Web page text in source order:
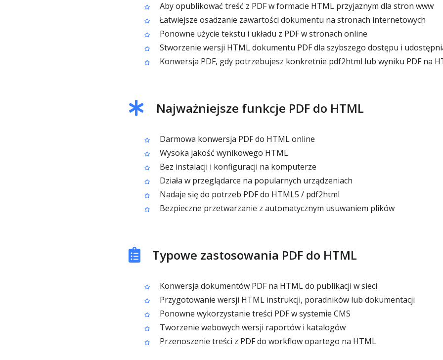
Aby opublikować treść z PDF w formacie HTML przyjaznym dla stron www
Łatwiejsze osadzanie zawartości dokumentu na stronach internetowych
Ponowne użycie tekstu i układu z PDF w stronach online
Stworzenie wersji HTML dokumentu PDF dla szybszego dostępu i
Konwersja PDF, gdy potrzebujesz konkretnie pdf2html lub wyniku PDF na
Najważniejsze funkcje PDF do HTML
Darmowa konwersja PDF do HTML online
Wysoka jakość wynikowego HTML
Bez instalacji i konfiguracji na komputerze
Działa w przeglądarce na popularnych urządzeniach
Nadaje się do potrzeb PDF do HTML5 / pdf2html
Bezpieczne przetwarzanie z automatycznym usuwaniem plików
Typowe zastosowania PDF do HTML
Konwersja dokumentów PDF na HTML do publikacji w sieci
Przygotowanie wersji HTML instrukcji, poradników lub dokumentacji
Ponowne wykorzystanie treści PDF w systemie CMS
Tworzenie webowych wersji raportów i katalogów
Przenoszenie treści z PDF do workflow opartego na HTML